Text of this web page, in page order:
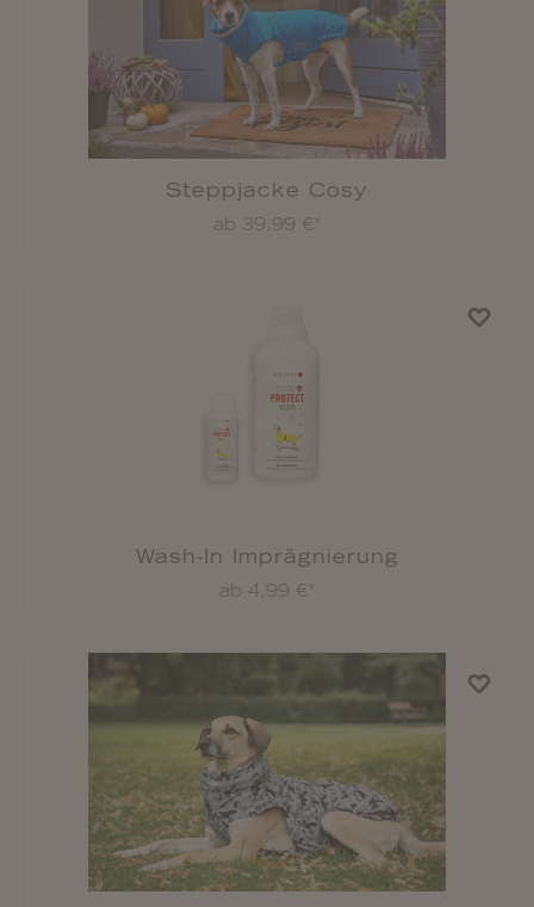
Outdoorjacke Xtra Strong
ab 49,99 €*
Sicherheitsweste Security
ab 29,50 €*
Strickpullover Isolde
ab 8,00 €*
Jetzt zum WOLTERS Newsletter anmelden
und einen 10 % Gutschein erhalten!
Deine Vorteile auf einen Blick:
out now: Infos zu Produktneuheiten
tierisch tolle Rabatte & Sonderangebote
exklusive Angebote nur für Abonnenten
Aktionen im WOLTERS Store